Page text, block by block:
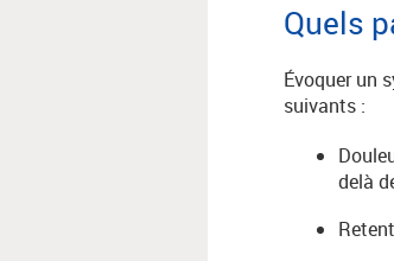
Quels
Évoquer un
suivants :
delà